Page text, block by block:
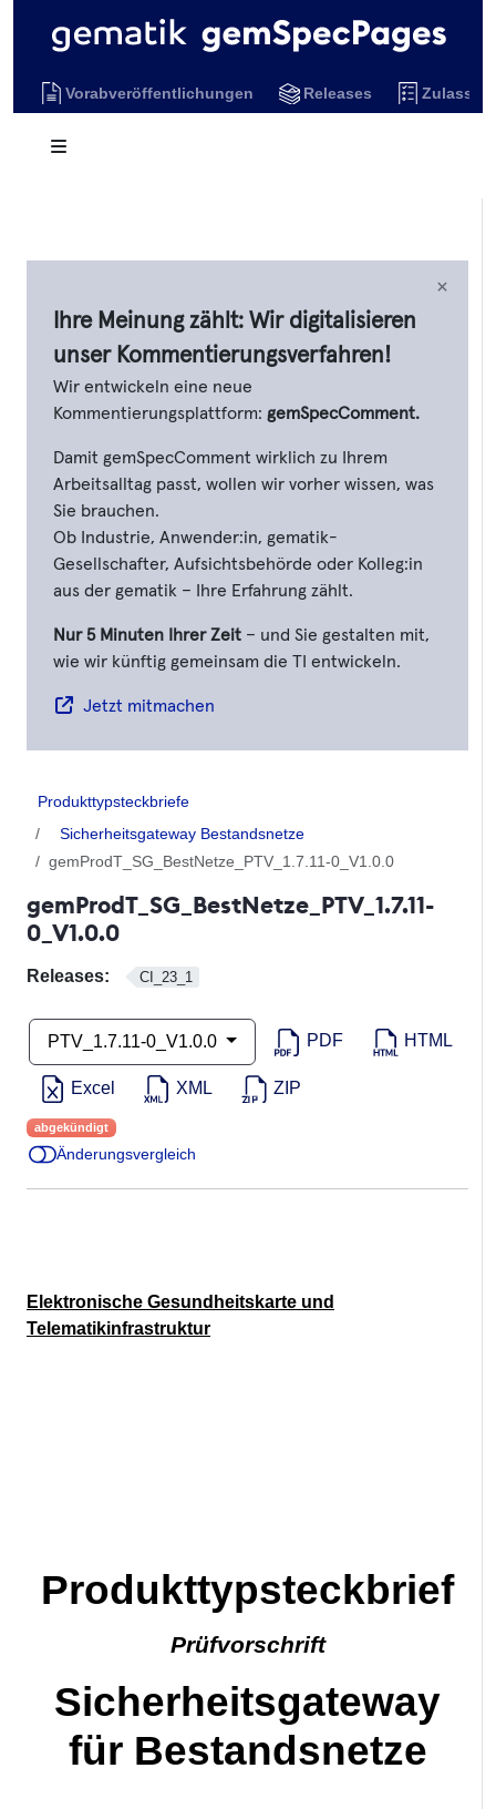
Vorabveröffentlichungen Releases
×
Ihre Meinung zählt: Wir digitalisieren
unser Kommentierungsverfahren!
Wir entwickeln eine neue
Kommentierungsplattform: gemSpecComment.
Damit gemSpecComment wirklich zu Ihrem
Arbeitsalltag passt, wollen wir vorher wissen, was
Sie brauchen.
Ob Industrie, Anwender:in, gematik-
Gesellschafter, Aufsichtsbehörde oder Kolleg:in
aus der gematik – Ihre Erfahrung zählt.
Nur 5 Minuten Ihrer Zeit – und Sie gestalten mit,
wie wir künftig gemeinsam die TI entwickeln.
Jetzt mitmachen
Produkttypsteckbriefe
Sicherheitsgateway Bestandsnetze
gemProdT_SG_BestNetze_PTV_1.7.11-0_V1.0.0
gemProdT_SG_BestNetze_PTV_1.7.11-
0_V1.0.0
Releases: CI_23_1
PTV_1.7.11-0_V1.0.0 PDF HTML
Excel XML ZIP
abgekündigt
Änderungsvergleich
Elektronische Gesundheitskarte und
Telematikinfrastruktur
Produkttypsteckbrief
Prüfvorschrift
Sicherheitsgateway
für Bestandsnetze